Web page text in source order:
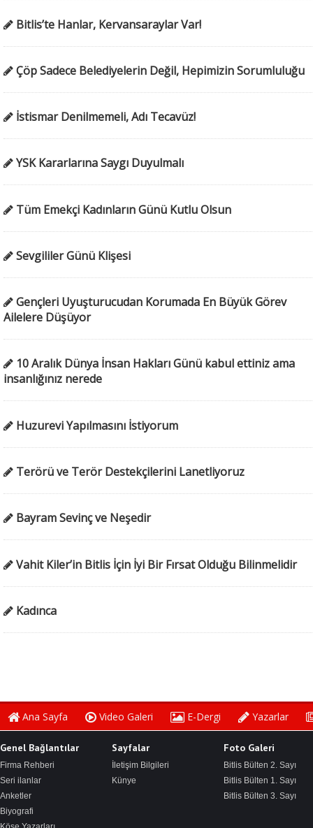
Bitlis’te Hanlar, Kervansaraylar Var!
Çöp Sadece Belediyelerin Değil, Hepimizin Sorumluluğu
İstismar Denilmemeli, Adı Tecavüz!
YSK Kararlarına Saygı Duyulmalı
Tüm Emekçi Kadınların Günü Kutlu Olsun
Sevgililer Günü Klişesi
Gençleri Uyuşturucudan Korumada En Büyük Görev
Ailelere Düşüyor
10 Aralık Dünya İnsan Hakları Günü kabul ettiniz ama
insanlığınız nerede
Huzurevi Yapılmasını İstiyorum
Terörü ve Terör Destekçilerini Lanetliyoruz
Bayram Sevinç ve Neşedir
Vahit Kiler’in Bitlis İçin İyi Bir Fırsat Olduğu Bilinmelidir
Kadınca
Ana Sayfa Video Galeri E-Dergi Yazarlar
Genel Bağlantılar
Firma Rehberi
Seri ilanlar
Anketler
Biyografi
Sayfalar
İletişim Bilgileri
Künye
Foto Galeri
Bitlis Bülten 2. Sayı
Bitlis Bülten 1. Sayı
Bitlis Bülten 3. Sayı